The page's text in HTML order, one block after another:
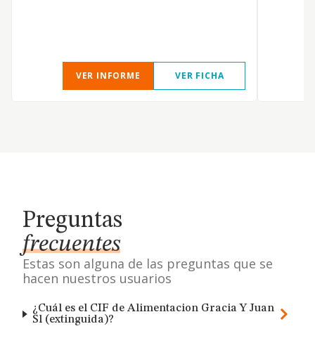
VER INFORME VER FICHA
Preguntas
frecuentes
Estas son alguna de las preguntas que se
hacen nuestros usuarios
¿Cuál es el CIF de Alimentacion Gracia Y Juan
Sl (extinguida)?